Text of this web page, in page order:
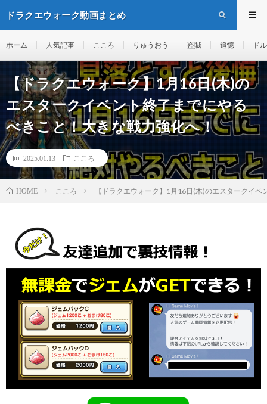
ドラクエウォーク動画まとめ
ホーム 人気記事 こころ りゅうおう 盗賊 追憶 ド
【ドラクエウォーク】1月16日(木)の
エスタークイベント終了までにやる
べきこと！大きな戦力強化へ！
2025.01.13 こころ
HOME こころ 【ドラクエウォーク】1月16日(木)のエスタークイ